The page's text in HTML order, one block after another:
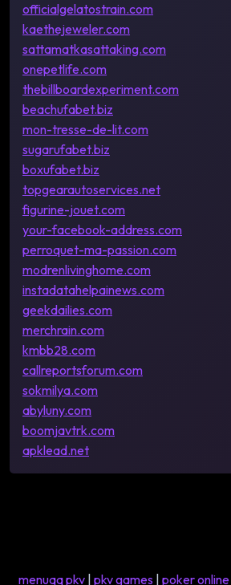
officialgelatostrain.com
kaethejeweler.com
sattamatkasattaking.com
onepetlife.com
thebillboardexperiment.com
beachufabet.biz
mon-tresse-de-lit.com
sugarufabet.biz
boxufabet.biz
topgearautoservices.net
figurine-jouet.com
your-facebook-address.com
perroquet-ma-passion.com
modrenlivinghome.com
instadatahelpainews.com
geekdailies.com
merchrain.com
kmbb28.com
callreportsforum.com
sokmilya.com
abyluny.com
boomjavtrk.com
apklead.net
menuqq pkv| pkv games| poker online|